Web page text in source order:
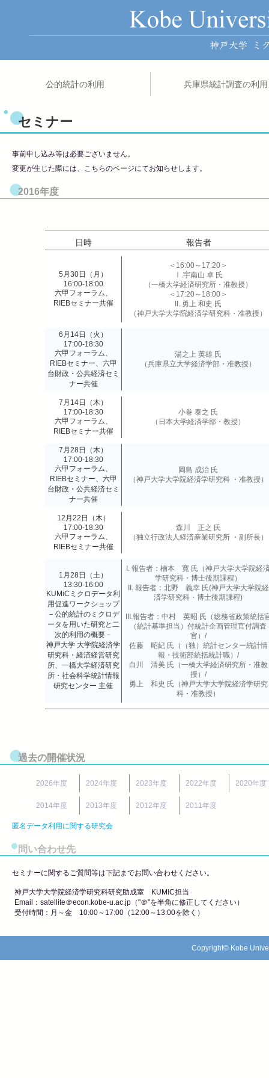
公的統計の利用 兵庫県統計調査の利用
セミナー
事前申し込み等は必要ございません。
変更が生じた際には、こちらのページにてお知らせします。
2016年度
日時 報告者
5月30日（月）
16:00-18:00
六甲フォーラム、
RIEBセミナー共催
＜16:00～17:20＞
Ⅰ.宇南山 卓 氏
（一橋大学経済研究所・准教授）
＜17:20～18:00＞
II. 勇上 和史 氏
（神戸大学大学院経済学研究科・准教授）
6月14日（火）
17:00-18:30
六甲フォーラム、
RIEBセミナー、六甲
台財政・公共経済セミ
ナー共催
湯之上 英雄 氏
（兵庫県立大学経済学部・准教授）
7月14日（木）
17:00-18:30
六甲フォーラム、
RIEBセミナー共催
小巻 泰之 氏
（日本大学経済学部・教授）
7月28日（木）
17:00-18:30
六甲フォーラム、
RIEBセミナー、六甲
台財政・公共経済セミ
ナー共催
岡島 成治 氏
（神戸大学大学院経済学研究科 ・准教授）
12月22日（木）
17:00-18:30
六甲フォーラム、
RIEBセミナー共催
森川 正之 氏
（独立行政法人経済産業研究所 ・副所長）
1月28日（土）
13:30-16:00
KUMiCミクロデータ利
用促進ワークショップ
－公的統計のミクロデ
ータを用いた研究と二
次的利用の概要－
神戸大学 大学院経済学
研究科・経済経営研究
所、一橋大学経済研究
所・社会科学統計情報
研究センター 主催
I. 報告者：楠本 寛 氏（神戸大学大学院経
学研究科・博士後期課程）
II. 報告者：北野 義幸 氏(神戸大学大学院経
済学研究科・博士後期課程)
III.報告者：中村 英昭 氏（総務省政策統括
（統計基準担当）付統計企画管理官付調査
官）/
佐藤 昭紀 氏（（独）統計センター統計情
報・技術部統括統計職）/
白川 清美 氏（一橋大学経済研究所・准教
授）/
勇上 和史 氏（神戸大学大学院経済学研究
科・准教授）
過去の開催状況
2026年度 2024年度 2023年度 2022年度 2020年度
2014年度 2013年度 2012年度 2011年度
匿名データ利用に関する研究会
問い合わせ先
セミナーに関するご質問等は下記までお問い合わせください。
神戸大学大学院経済学研究科研究助成室 KUMiC担当
Email：satellite＠econ.kobe-u.ac.jp（"＠"を半角に修正してください）
受付時間：月～金 10:00～17:00（12:00～13:00を除く）
Copyright© Kobe